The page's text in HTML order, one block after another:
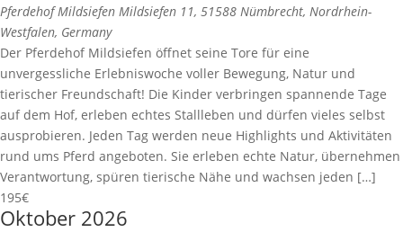
Pferdehof Mildsiefen Mildsiefen 11, 51588 Nümbrecht, Nordrhein-
Westfalen, Germany
Der Pferdehof Mildsiefen öffnet seine Tore für eine
unvergessliche Erlebniswoche voller Bewegung, Natur und
tierischer Freundschaft! Die Kinder verbringen spannende Tage
auf dem Hof, erleben echtes Stallleben und dürfen vieles selbst
ausprobieren. Jeden Tag werden neue Highlights und Aktivitäten
rund ums Pferd angeboten. Sie erleben echte Natur, übernehmen
Verantwortung, spüren tierische Nähe und wachsen jeden […]
195€
Oktober 2026